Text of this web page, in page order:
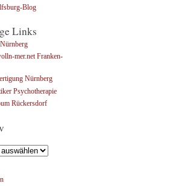
Blog
Links
mer.net Franken-
Nürnberg
Psychotherapie
Rückersdorf